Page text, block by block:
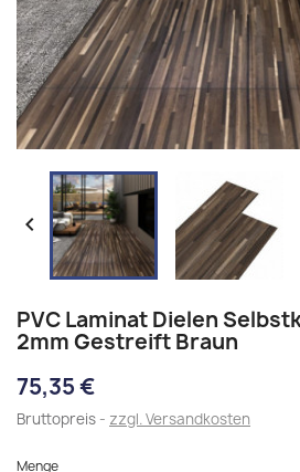

PVC Laminat Dielen
2mm Gestreift Braun
75,35 €
Bruttopreis zzgl. Versandkosten
Menge